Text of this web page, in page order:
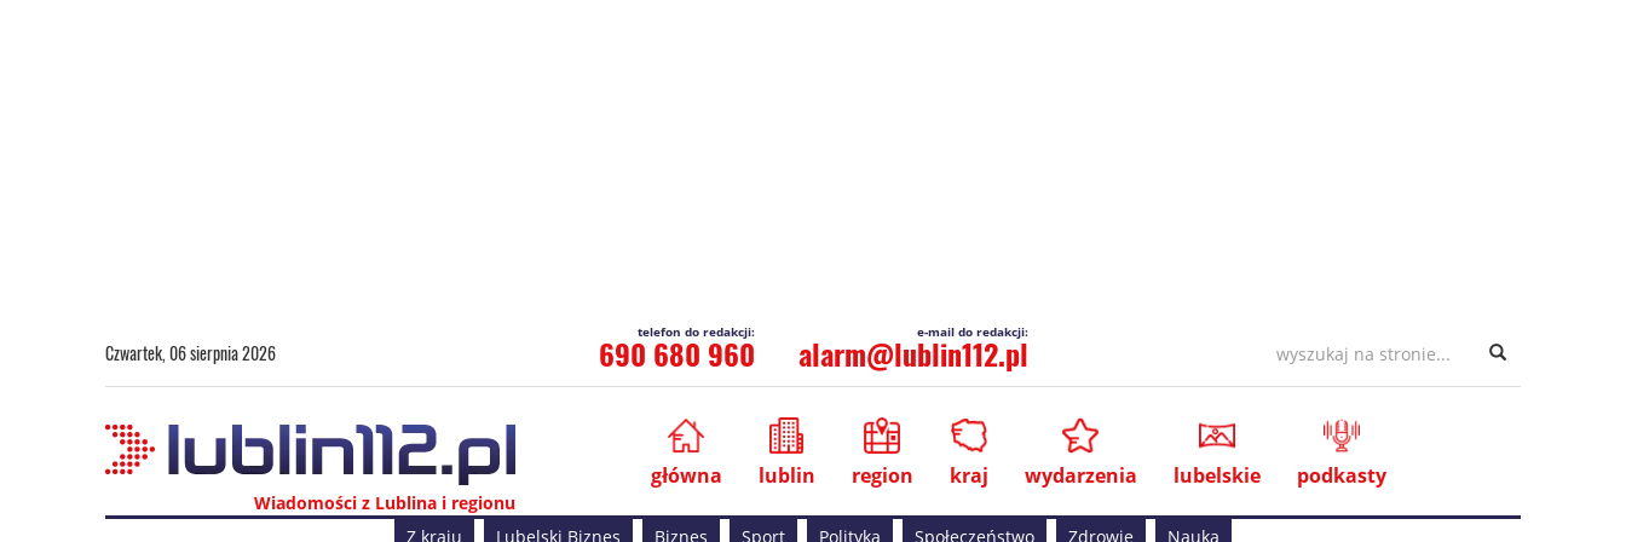
Czwartek, 06 sierpnia 2026 690 680 960 alarm@lublin112.pl
Wiadomości z Lublina i regionu
główna lublin region kraj wydarzenia lubelskie podkasty
Z kraju Lubelski Biznes Biznes Sport Polityka Społeczeństwo Zdrowie Nauka